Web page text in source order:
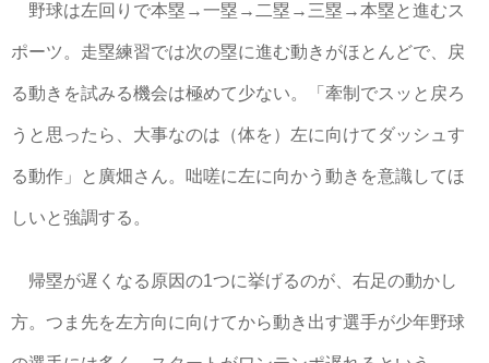
野球は左回りで本塁→一塁→二塁→三塁→本塁と進むス
ポーツ。走塁練習では次の塁に進む動きがほとんどで、戻
る動きを試みる機会は極めて少ない。「牽制でスッと戻ろ
うと思ったら、大事なのは（体を）左に向けてダッシュす
る動作」と廣畑さん。咄嗟に左に向かう動きを意識してほ
しいと強調する。
帰塁が遅くなる原因の1つに挙げるのが、右足の動かし
方。つま先を左方向に向けてから動き出す選手が少年野球